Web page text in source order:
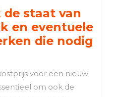
staat van
en eventuele
die nodig
voor een nieuw
om ook de